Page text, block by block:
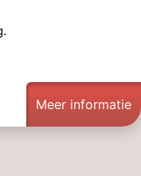
Meer informatie